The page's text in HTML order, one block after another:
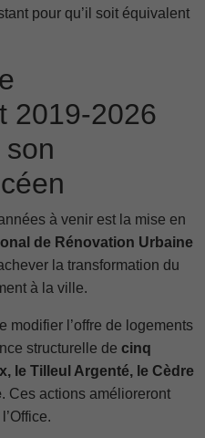
pour qu’il soit équivalent
2019-2026
son
à venir est la mise en
de Rénovation Urbaine
la transformation du
à la ville.
modifier l’offre de logements
structurelle de cinq
le Tilleul Argenté, le Cèdre
. Ces actions amélioreront